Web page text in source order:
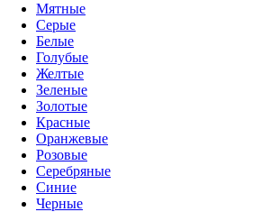
Мятные
Серые
Белые
Голубые
Желтые
Зеленые
Золотые
Красные
Оранжевые
Розовые
Серебряные
Синие
Черные